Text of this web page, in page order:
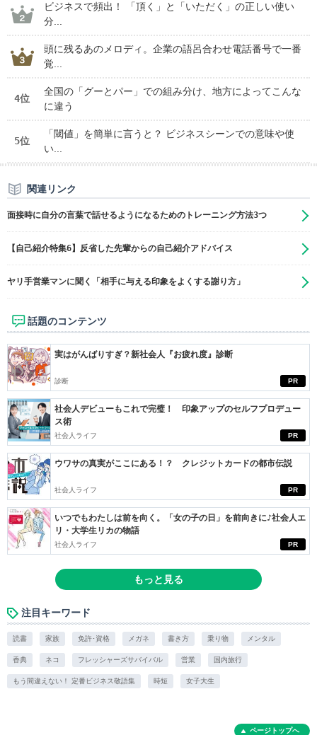
ビジネスで頻出！ 「頂く」と「いただく」の正しい使い
分...
頭に残るあのメロディ。企業の語呂合わせ電話番号で一番
覚...
4位
全国の「グーとパー」での組み分け、地方によってこんな
に違う
5位
「閾値」を簡単に言うと？ ビジネスシーンでの意味や使
い...
関連リンク
面接時に自分の言葉で話せるようになるためのトレーニング方法3つ
【自己紹介特集6】反省した先輩からの自己紹介アドバイス
ヤリ手営業マンに聞く「相手に与える印象をよくする謝り方」
話題のコンテンツ
PR
実はがんばりすぎ？新社会人『お疲れ度』診断
診断
PR
社会人デビューもこれで完璧！ 印象アップのセルフプロデュー
ス術
社会人ライフ
PR
ウワサの真実がここにある！？ クレジットカードの都市伝説
社会人ライフ
PR
いつでもわたしは前を向く。「女の子の日」を前向きに♪社会人エ
リ・大学生リカの物語
社会人ライフ
もっと見る
注目キーワード
読書 家族 免許･資格 メガネ 書き方 乗り物 メンタル
香典 ネコ フレッシャーズサバイバル 営業 国内旅行
もう間違えない！ 定番ビジネス敬語集 時短 女子大生
ページトップへ